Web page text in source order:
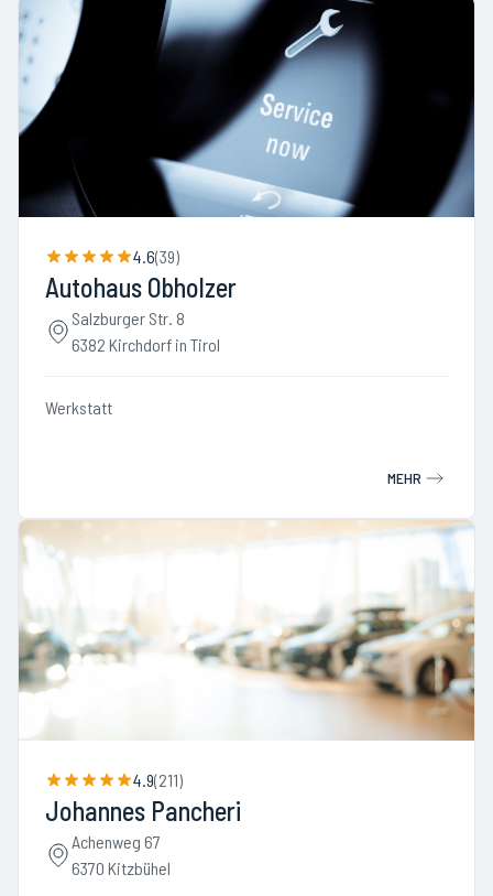
4.6(39)
Autohaus Obholzer
Salzburger Str. 8
6382 Kirchdorf in Tirol
Werkstatt
MEHR
4.9(211)
Johannes Pancheri
Achenweg 67
6370 Kitzbühel